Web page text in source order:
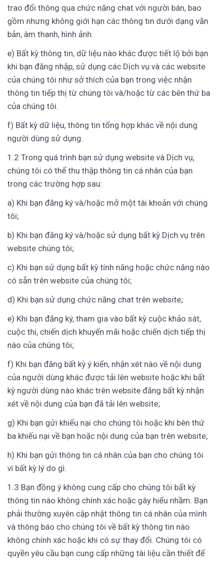
trao đổi thông qua chức năng chat với người bán, bao
gồm nhưng không giới hạn các thông tin dưới dạng văn
bản, âm thanh, hình ảnh.
e) Bất kỳ thông tin, dữ liệu nào khác được tiết lộ bởi bạn
khi bạn đăng nhập, sử dụng các Dịch vụ và các website
của chúng tôi như sở thích của bạn trong việc nhận
thông tin tiếp thị từ chúng tôi và/hoặc từ các bên thứ ba
của chúng tôi.
f) Bất kỳ dữ liệu, thông tin tổng hợp khác về nội dung
người dùng sử dụng.
1.2 Trong quá trình bạn sử dụng website và Dịch vụ,
chúng tôi có thể thu thập thông tin cá nhân của bạn
trong các trường hợp sau:
a) Khi bạn đăng ký và/hoặc mở một tài khoản với chúng
tôi;
b) Khi bạn đăng ký và/hoặc sử dụng bất kỳ Dịch vụ trên
website chúng tôi;
c) Khi bạn sử dụng bất kỳ tính năng hoặc chức năng nào
có sẵn trên website của chúng tôi;
d) Khi bạn sử dụng chức năng chat trên website;
e) Khi bạn đăng ký, tham gia vào bất kỳ cuộc khảo sát,
cuộc thi, chiến dịch khuyến mãi hoặc chiến dịch tiếp thị
nào của chúng tôi;
f) Khi bạn đăng bất kỳ ý kiến, nhận xét nào về nội dung
của người dùng khác được tải lên website hoặc khi bất
kỳ người dùng nào khác trên website đăng bất kỳ nhận
xét về nội dung của bạn đã tải lên website;
g) Khi bạn gửi khiếu nại cho chúng tôi hoặc khi bên thứ
ba khiếu nại về bạn hoặc nội dung của bạn trên website;
h) Khi bạn gửi thông tin cá nhân của bạn cho chúng tôi
vì bất kỳ lý do gì.
1.3 Bạn đồng ý không cung cấp cho chúng tôi bất kỳ
thông tin nào không chính xác hoặc gây hiểu nhầm. Bạn
phải thường xuyên cập nhật thông tin cá nhân của mình
và thông báo cho chúng tôi về bất kỳ thông tin nào
không chính xác hoặc khi có sự thay đổi. Chúng tôi có
quyền yêu cầu bạn cung cấp những tài liệu cần thiết để